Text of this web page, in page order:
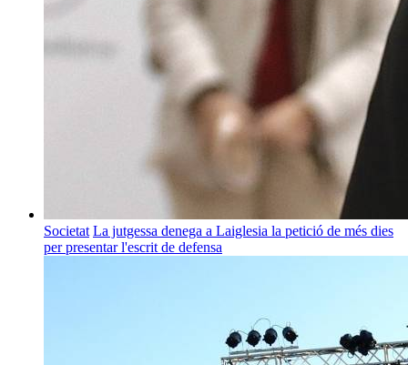
Societat La jutgessa denega a Laiglesia la petició de més dies
per presentar l'escrit de defensa